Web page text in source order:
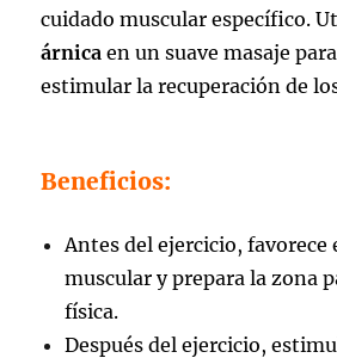
cuidado muscular específico.
árnica en un suave masaje
estimular la recuperación de
Beneficios:
Antes del ejercicio,
muscular y prepara la zona
física.
Después del ejercicio,